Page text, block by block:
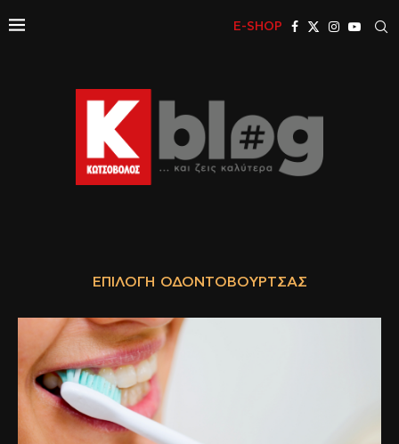
E-SHOP
ΕΠΙΛΟΓΉ ΟΔΟΝΤΌΒΟΥΡΤΣΑΣ